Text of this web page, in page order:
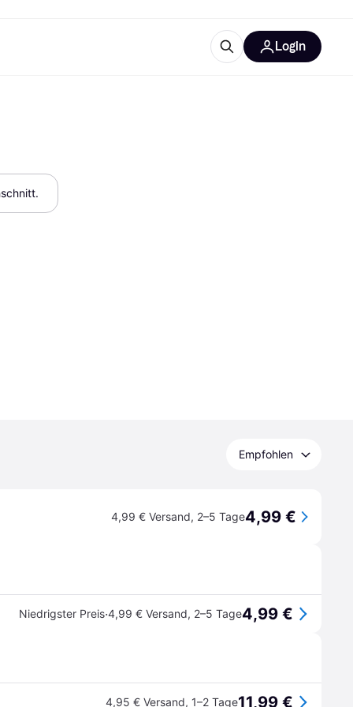
Login
Empfohlen
4,99 € Versand, 2–5 Tage4,99 €
Niedrigster Preis·4,99 € Versand, 2–5 Tage4,99 €
4,95 € Versand, 1–2 Tage11,99 €